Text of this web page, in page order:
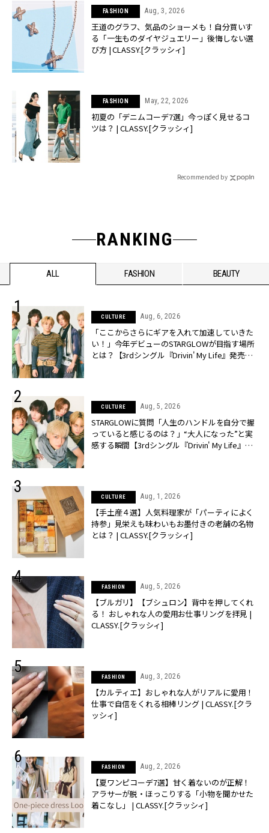
FASHION Aug, 3, 2026
王道のグラフ、気品のショーメも！自分買いす
る「一生ものダイヤジュエリー」後悔しない選
び方 | CLASSY.[クラッシィ]
FASHION May, 22, 2026
初夏の「デニムコーデ7選」今っぽく見せるコ
ツは？ | CLASSY.[クラッシィ]
Recommended by
RANKING
ALL FASHION BEAUTY
CULTURE Aug, 6, 2026
「ここからさらにギアを入れて加速していきた
い！」今年デビューのSTARGLOWが目指す場所
とは？【3rdシングル『Drivin' My Life』発売】 |
CULTURE Aug, 5, 2026
STARGLOWに質問「人生のハンドルを自分で握
っていると感じるのは？」“大️人になった”と実
感する瞬間【3rdシングル『Drivin' My Life』発
CULTURE Aug, 1, 2026
【手土産４選】人気料理家が「パーティによく
持参」見栄えも味わいもお墨付きの老舗の名物
とは？ | CLASSY.[クラッシィ]
FASHION Aug, 5, 2026
【ブルガリ】【ブシュロン】背中を押してくれ
る！ おしゃれな人の愛用お仕事リングを拝見 |
CLASSY.[クラッシィ]
FASHION Aug, 3, 2026
【カルティエ】おしゃれな人がリアルに愛用！
仕事で自信をくれる相棒リング | CLASSY.[クラ
ッシィ]
FASHION Aug, 2, 2026
【夏ワンピコーデ7選】甘く着ないのが正解！
アラサーが脱・ほっこりする「小物を聞かせた
着こなし」 | CLASSY.[クラッシィ]